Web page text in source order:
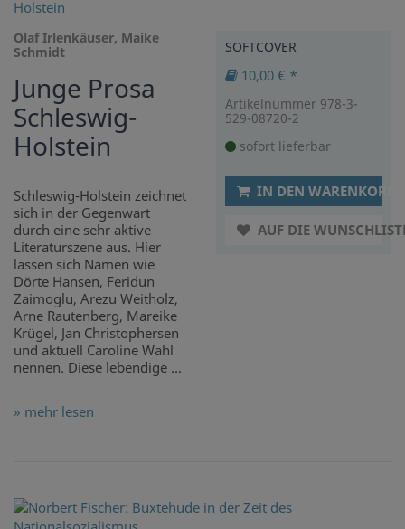
Olaf Irlenkäuser, Maike
Schmidt
Junge Prosa
Schleswig-
Holstein
Schleswig-Holstein zeichnet
sich in der Gegenwart
durch eine sehr aktive
Literaturszene aus. Hier
lassen sich Namen wie
Dörte Hansen, Feridun
Zaimoglu, Arezu Weitholz,
Arne Rautenberg, Mareike
Krügel, Jan Christophersen
und aktuell Caroline Wahl
nennen. Diese lebendige ...
» mehr lesen
SOFTCOVER
10,00 € *
Artikelnummer 978-3-
529-08720-2
sofort lieferbar
IN DEN WARENKORB
AUF DIE